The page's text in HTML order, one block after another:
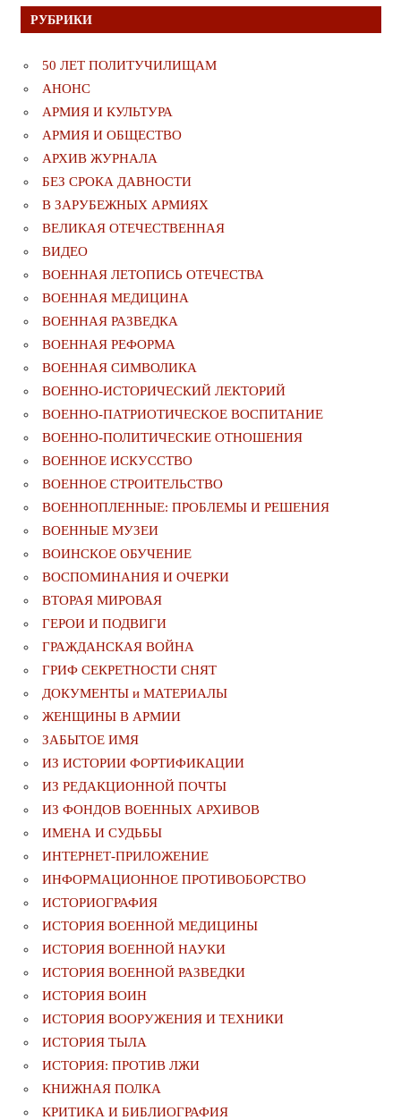
РУБРИКИ
50 ЛЕТ ПОЛИТУЧИЛИЩАМ
АНОНС
АРМИЯ И КУЛЬТУРА
АРМИЯ И ОБЩЕСТВО
АРХИВ ЖУРНАЛА
БЕЗ СРОКА ДАВНОСТИ
В ЗАРУБЕЖНЫХ АРМИЯХ
ВЕЛИКАЯ ОТЕЧЕСТВЕННАЯ
ВИДЕО
ВОЕННАЯ ЛЕТОПИСЬ ОТЕЧЕСТВА
ВОЕННАЯ МЕДИЦИНА
ВОЕННАЯ РАЗВЕДКА
ВОЕННАЯ РЕФОРМА
ВОЕННАЯ СИМВОЛИКА
ВОЕННО-ИСТОРИЧЕСКИЙ ЛЕКТОРИЙ
ВОЕННО-ПАТРИОТИЧЕСКОЕ ВОСПИТАНИЕ
ВОЕННО-ПОЛИТИЧЕСКИE ОТНОШЕНИЯ
ВОЕННОЕ ИСКУССТВО
ВОЕННОЕ СТРОИТЕЛЬСТВО
ВОЕННОПЛЕННЫЕ: ПРОБЛЕМЫ И РЕШЕНИЯ
ВОЕННЫЕ МУЗЕИ
ВОИНСКОЕ ОБУЧЕНИЕ
ВОСПОМИНАНИЯ И ОЧЕРКИ
ВТОРАЯ МИРОВАЯ
ГЕРОИ И ПОДВИГИ
ГРАЖДАНСКАЯ ВОЙНА
ГРИФ СЕКРЕТНОСТИ СНЯТ
ДОКУМЕНТЫ и МАТЕРИАЛЫ
ЖЕНЩИНЫ В АРМИИ
ЗАБЫТОЕ ИМЯ
ИЗ ИСТОРИИ ФОРТИФИКАЦИИ
ИЗ РЕДАКЦИОННОЙ ПОЧТЫ
ИЗ ФОНДОВ ВОЕННЫХ АРХИВОВ
ИМЕНА И СУДЬБЫ
ИНТЕРНЕТ-ПРИЛОЖЕНИЕ
ИНФОРМАЦИОННОЕ ПРОТИВОБОРСТВО
ИСТОРИОГРАФИЯ
ИСТОРИЯ ВОЕННОЙ МЕДИЦИНЫ
ИСТОРИЯ ВОЕННОЙ НАУКИ
ИСТОРИЯ ВОЕННОЙ РАЗВЕДКИ
ИСТОРИЯ ВОИН
ИСТОРИЯ ВООРУЖЕНИЯ И ТЕХНИКИ
ИСТОРИЯ ТЫЛА
ИСТОРИЯ: ПРОТИВ ЛЖИ
КНИЖНАЯ ПОЛКА
КРИТИКА И БИБЛИОГРАФИЯ